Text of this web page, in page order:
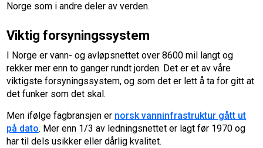
Norge som i andre deler av verden.
Viktig forsyningssystem
I Norge er vann- og avløpsnettet over 8600 mil langt og
rekker mer enn to ganger rundt jorden. Det er et av våre
viktigste forsyningssystem, og som det er lett å ta for gitt at
det funker som det skal.
Men ifølge fagbransjen er norsk vanninfrastruktur gått ut
på dato. Mer enn 1/3 av ledningsnettet er lagt før 1970 og
har til dels usikker eller dårlig kvalitet.